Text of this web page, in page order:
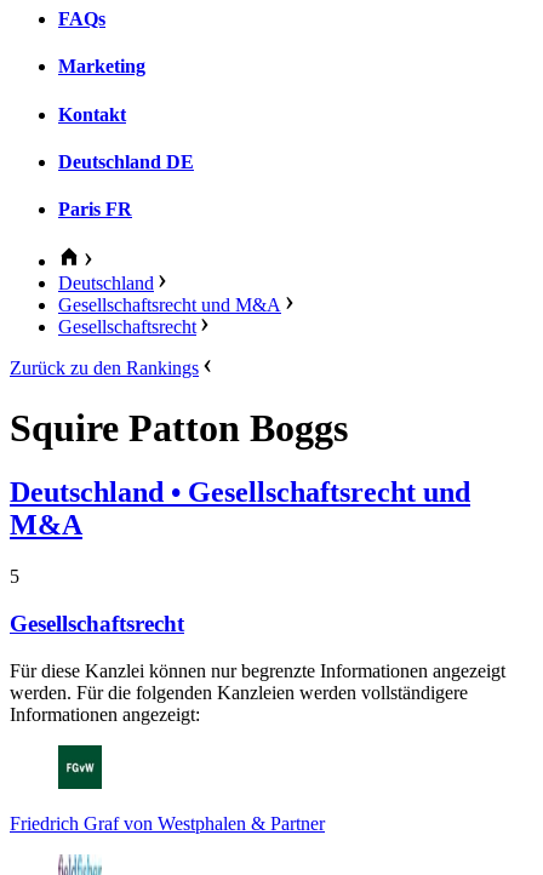
FAQs
Marketing
Kontakt
Deutschland DE
Paris FR
Deutschland
Gesellschaftsrecht und M&A
Gesellschaftsrecht
Zurück zu den Rankings
Squire Patton Boggs
Deutschland • Gesellschaftsrecht und
M&A
5
Gesellschaftsrecht
Für diese Kanzlei können nur begrenzte Informationen angezeigt
werden. Für die folgenden Kanzleien werden vollständigere
Informationen angezeigt:
Friedrich Graf von Westphalen & Partner